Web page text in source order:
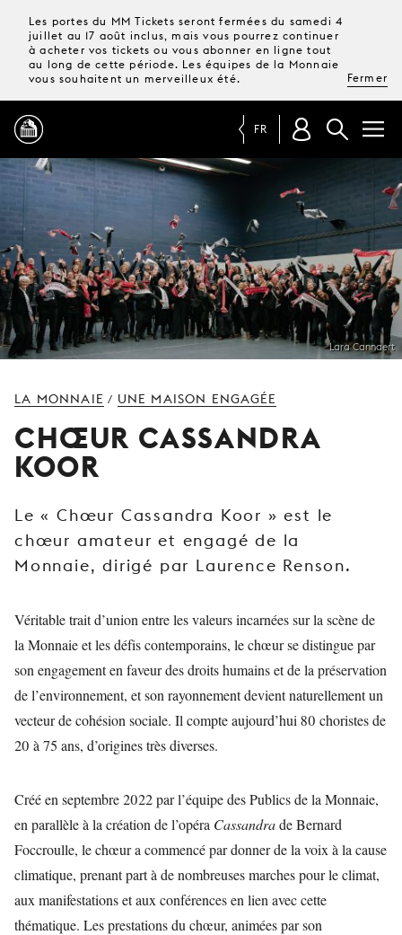
Les portes du MM Tickets seront fermées du samedi 4
juillet au 17 août inclus, mais vous pourrez continuer
à acheter vos tickets ou vous abonner en ligne tout
au long de cette période. Les équipes de la Monnaie
vous souhaitent un merveilleux été.
Fermer
PROGRAMME
MAGAZINE
TICKETS &
ABONNEMENTS
VOTRE
PUBLIC
NOUS
SOUTENIR
FR
Lara Cannaert
LA MONNAIE / UNE MAISON ENGAGÉE
CHŒUR CASSANDRA
KOOR
Le « Chœur Cassandra Koor » est le
chœur amateur et engagé de la
Monnaie, dirigé par Laurence Renson.
Véritable trait d’union entre les valeurs incarnées sur la scène de
la Monnaie et les défis contemporains, le chœur se distingue par
son engagement en faveur des droits humains et de la préservation
de l’environnement, et son rayonnement devient naturellement un
vecteur de cohésion sociale. Il compte aujourd’hui 80 choristes de
20 à 75 ans, d’origines très diverses.
Créé en septembre 2022 par l’équipe des Publics de la Monnaie,
en parallèle à la création de l’opéra Cassandrade Bernard
Foccroulle, le chœur a commencé par donner de la voix à la cause
climatique, prenant part à de nombreuses marches pour le climat,
aux manifestations et aux conférences en lien avec cette
thématique. Les prestations du chœur, animées par son